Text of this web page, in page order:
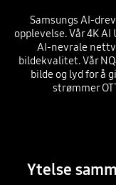
Samsungs AI-
opplevelse. Vår 4K
AI-nevrale
bildekvalitet. Vår
bilde og lyd for å
strømmer
Ytelse